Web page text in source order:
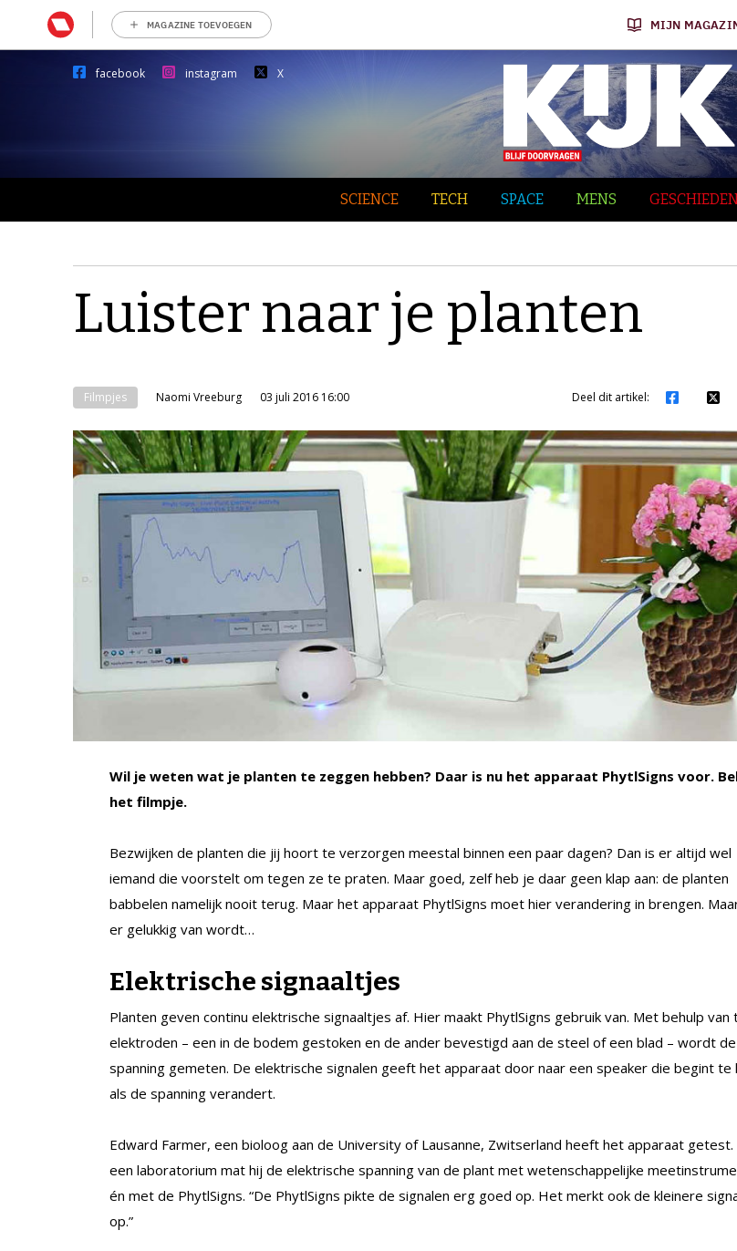
MAGAZINE TOEVOEGEN MIJN
facebook instagram X
SCIENCE TECH SPACE MENS
Luister naar je planten
Filmpjes Naomi Vreeburg 03 juli 2016 16:00 Deel dit artikel:
Wil je weten wat je planten te zeggen hebben? Daar is nu het apparaat PhytlSigns voor.
het filmpje.
Bezwijken de planten die jij hoort te verzorgen meestal binnen een paar dagen? Dan is er altijd wel
iemand die voorstelt om tegen ze te praten. Maar goed, zelf heb je daar geen klap aan: de planten
babbelen namelijk nooit terug. Maar het apparaat PhytlSigns moet hier verandering in brengen.
er gelukkig van wordt…
Elektrische signaaltjes
Planten geven continu elektrische signaaltjes af. Hier maakt PhytlSigns gebruik van. Met behulp van
elektroden – een in de bodem gestoken en de ander bevestigd aan de steel of een blad – wordt de
spanning gemeten. De elektrische signalen geeft het apparaat door naar een speaker die begint te
als de spanning verandert.
Edward Farmer, een bioloog aan de University of Lausanne, Zwitserland heeft het apparaat getest.
een laboratorium mat hij de elektrische spanning van de plant met wetenschappelijke
én met de PhytlSigns. “De PhytlSigns pikte de signalen erg goed op. Het merkt ook de kleinere
op.”